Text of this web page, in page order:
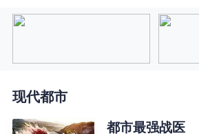
现代都市
都市最强战医